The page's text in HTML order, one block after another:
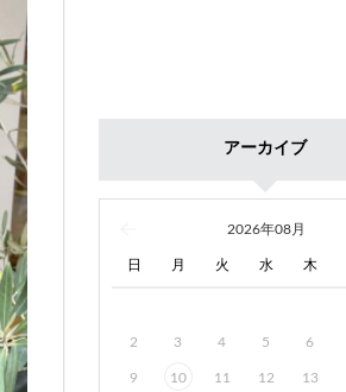
アーカイブ
2026年08月
日 月 火 水 木
2 3 4 5 6
9 10 11 12 13